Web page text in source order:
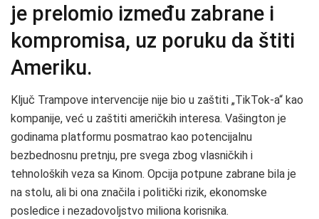
je prelomio između zabrane i
kompromisa, uz poruku da štiti
Ameriku.
Ključ Trampove intervencije nije bio u zaštiti „TikTok-a“ kao
kompanije, već u zaštiti američkih interesa. Vašington je
godinama platformu posmatrao kao potencijalnu
bezbednosnu pretnju, pre svega zbog vlasničkih i
tehnoloških veza sa Kinom. Opcija potpune zabrane bila je
na stolu, ali bi ona značila i politički rizik, ekonomske
posledice i nezadovoljstvo miliona korisnika.